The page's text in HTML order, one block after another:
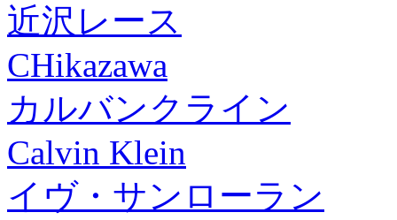
近沢レース
CHikazawa
カルバンクライン
Calvin Klein
イヴ・サンローラン